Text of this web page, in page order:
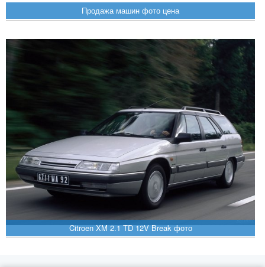
Продажа машин фото цена
Citroen XM 2.1 TD 12V Break фото